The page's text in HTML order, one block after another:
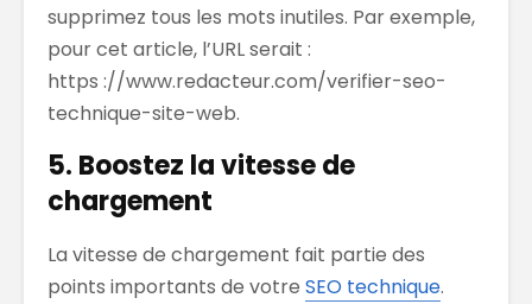
supprimez tous les mots inutiles. Par exemple,
pour cet article, l’URL serait :
https ://www.redacteur.com/verifier-seo-
technique-site-web.
5. Boostez la vitesse de
chargement
La vitesse de chargement fait partie des
points importants de votre SEO technique.